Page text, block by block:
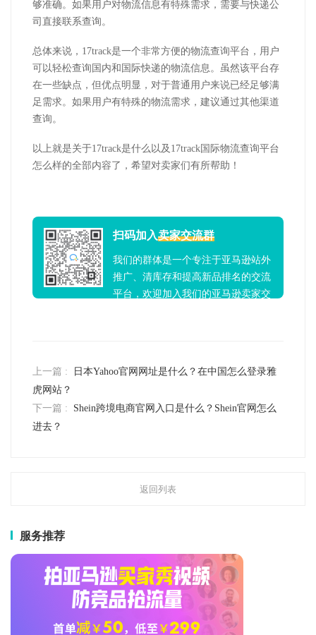
够准确。如果用户对物流信息有特殊需求，需要与快递公
司直接联系查询。
总体来说，17track是一个非常方便的物流查询平台，用户
可以轻松查询国内和国际快递的物流信息。虽然该平台存
在一些缺点，但优点明显，对于普通用户来说已经足够满
足需求。如果用户有特殊的物流需求，建议通过其他渠道
查询。
以上就是关于17track是什么以及17track国际物流查询平台
怎么样的全部内容了，希望对卖家们有所帮助！
扫码加入卖家交流群
我们的群体是一个专注于亚马逊站外
推广、清库存和提高新品排名的交流
平台，欢迎加入我们的亚马逊卖家交
上一篇 :
日本Yahoo官网网址是什么？在中国怎么登录雅
虎网站？
下一篇 :
Shein跨境电商官网入口是什么？Shein官网怎么
进去？
返回列表
服务推荐